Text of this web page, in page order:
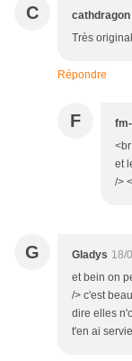
C cathdragon
Très
Répondre
F
et
/>
G Gladys 18/
et bein on
/> c'est
dire elles
t'en ai